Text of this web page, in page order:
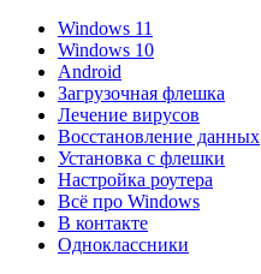
Windows 11
Windows 10
Android
Загрузочная флешка
Лечение вирусов
Восстановление данных
Установка с флешки
Настройка роутера
Всё про Windows
В контакте
Одноклассники